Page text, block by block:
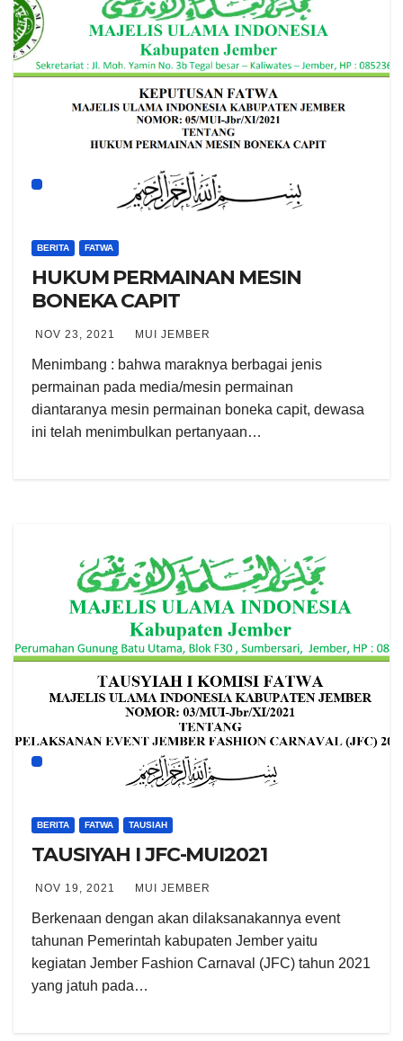
BERITA FATWA
HUKUM PERMAINAN MESIN
BONEKA CAPIT
NOV 23, 2021 MUI JEMBER
Menimbang : bahwa maraknya berbagai jenis
permainan pada media/mesin permainan
diantaranya mesin permainan boneka capit, dewasa
ini telah menimbulkan pertanyaan…
BERITA FATWA TAUSIAH
TAUSIYAH I JFC-MUI2021
NOV 19, 2021 MUI JEMBER
Berkenaan dengan akan dilaksanakannya event
tahunan Pemerintah kabupaten Jember yaitu
kegiatan Jember Fashion Carnaval (JFC) tahun 2021
yang jatuh pada…